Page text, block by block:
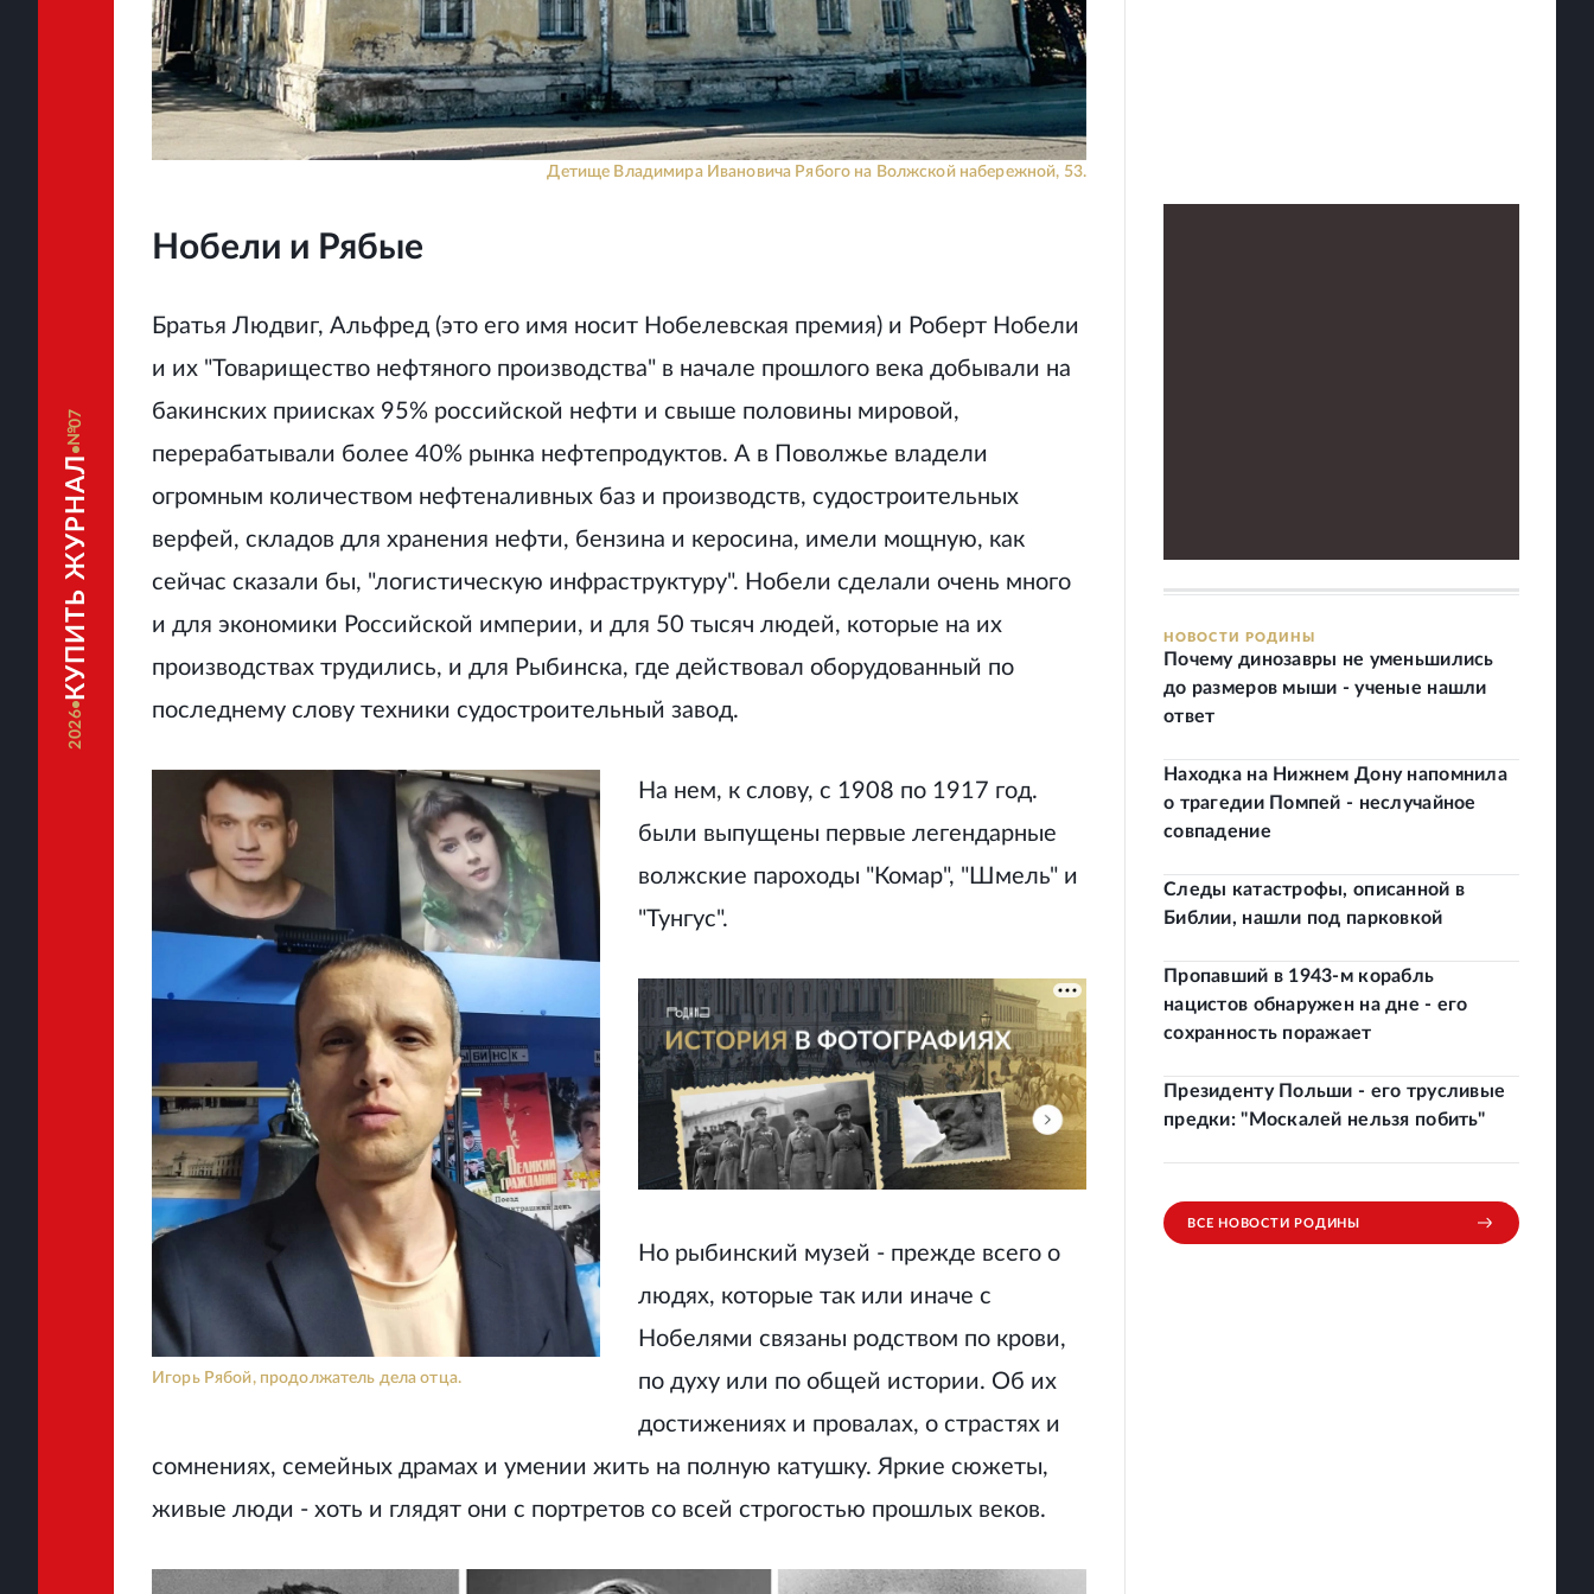
2026
КУПИТЬ ЖУРНАЛ
07
Детище Владимира Ивановича Рябого на Волжской набережной, 53.
Нобели и Рябые
Братья Людвиг, Альфред (это его имя носит Нобелевская премия) и Роберт Нобели
и их "Товарищество нефтяного производства" в начале прошлого века добывали на
бакинских приисках 95% российской нефти и свыше половины мировой,
перерабатывали более 40% рынка нефтепродуктов. А в Поволжье владели
огромным количеством нефтеналивных баз и производств, судостроительных
верфей, складов для хранения нефти, бензина и керосина, имели мощную, как
сейчас сказали бы, "логистическую инфраструктуру". Нобели сделали очень много
и для экономики Российской империи, и для 50 тысяч людей, которые на их
производствах трудились, и для Рыбинска, где действовал оборудованный по
последнему слову техники судостроительный завод.
Игорь Рябой, продолжатель дела отца.
На нем, к слову, с 1908 по 1917 год.
были выпущены первые легендарные
волжские пароходы "Комар", "Шмель" и
"Тунгус".
Но рыбинский музей - прежде всего о
людях, которые так или иначе с
Нобелями связаны родством по крови,
по духу или по общей истории. Об их
достижениях и провалах, о страстях и
сомнениях, семейных драмах и умении жить на полную катушку. Яркие сюжеты,
живые люди - хоть и глядят они с портретов со всей строгостью прошлых веков.
НОВОСТИ РОДИНЫ
Почему динозавры не уменьшились
до размеров мыши - ученые нашли
ответ
Находка на Нижнем Дону напомнила
о трагедии Помпей - неслучайное
совпадение
Следы катастрофы, описанной в
Библии, нашли под парковкой
Пропавший в 1943-м корабль
нацистов обнаружен на дне - его
сохранность поражает
Президенту Польши - его трусливые
предки: "Москалей нельзя побить"
ВСЕ НОВОСТИ РОДИНЫ